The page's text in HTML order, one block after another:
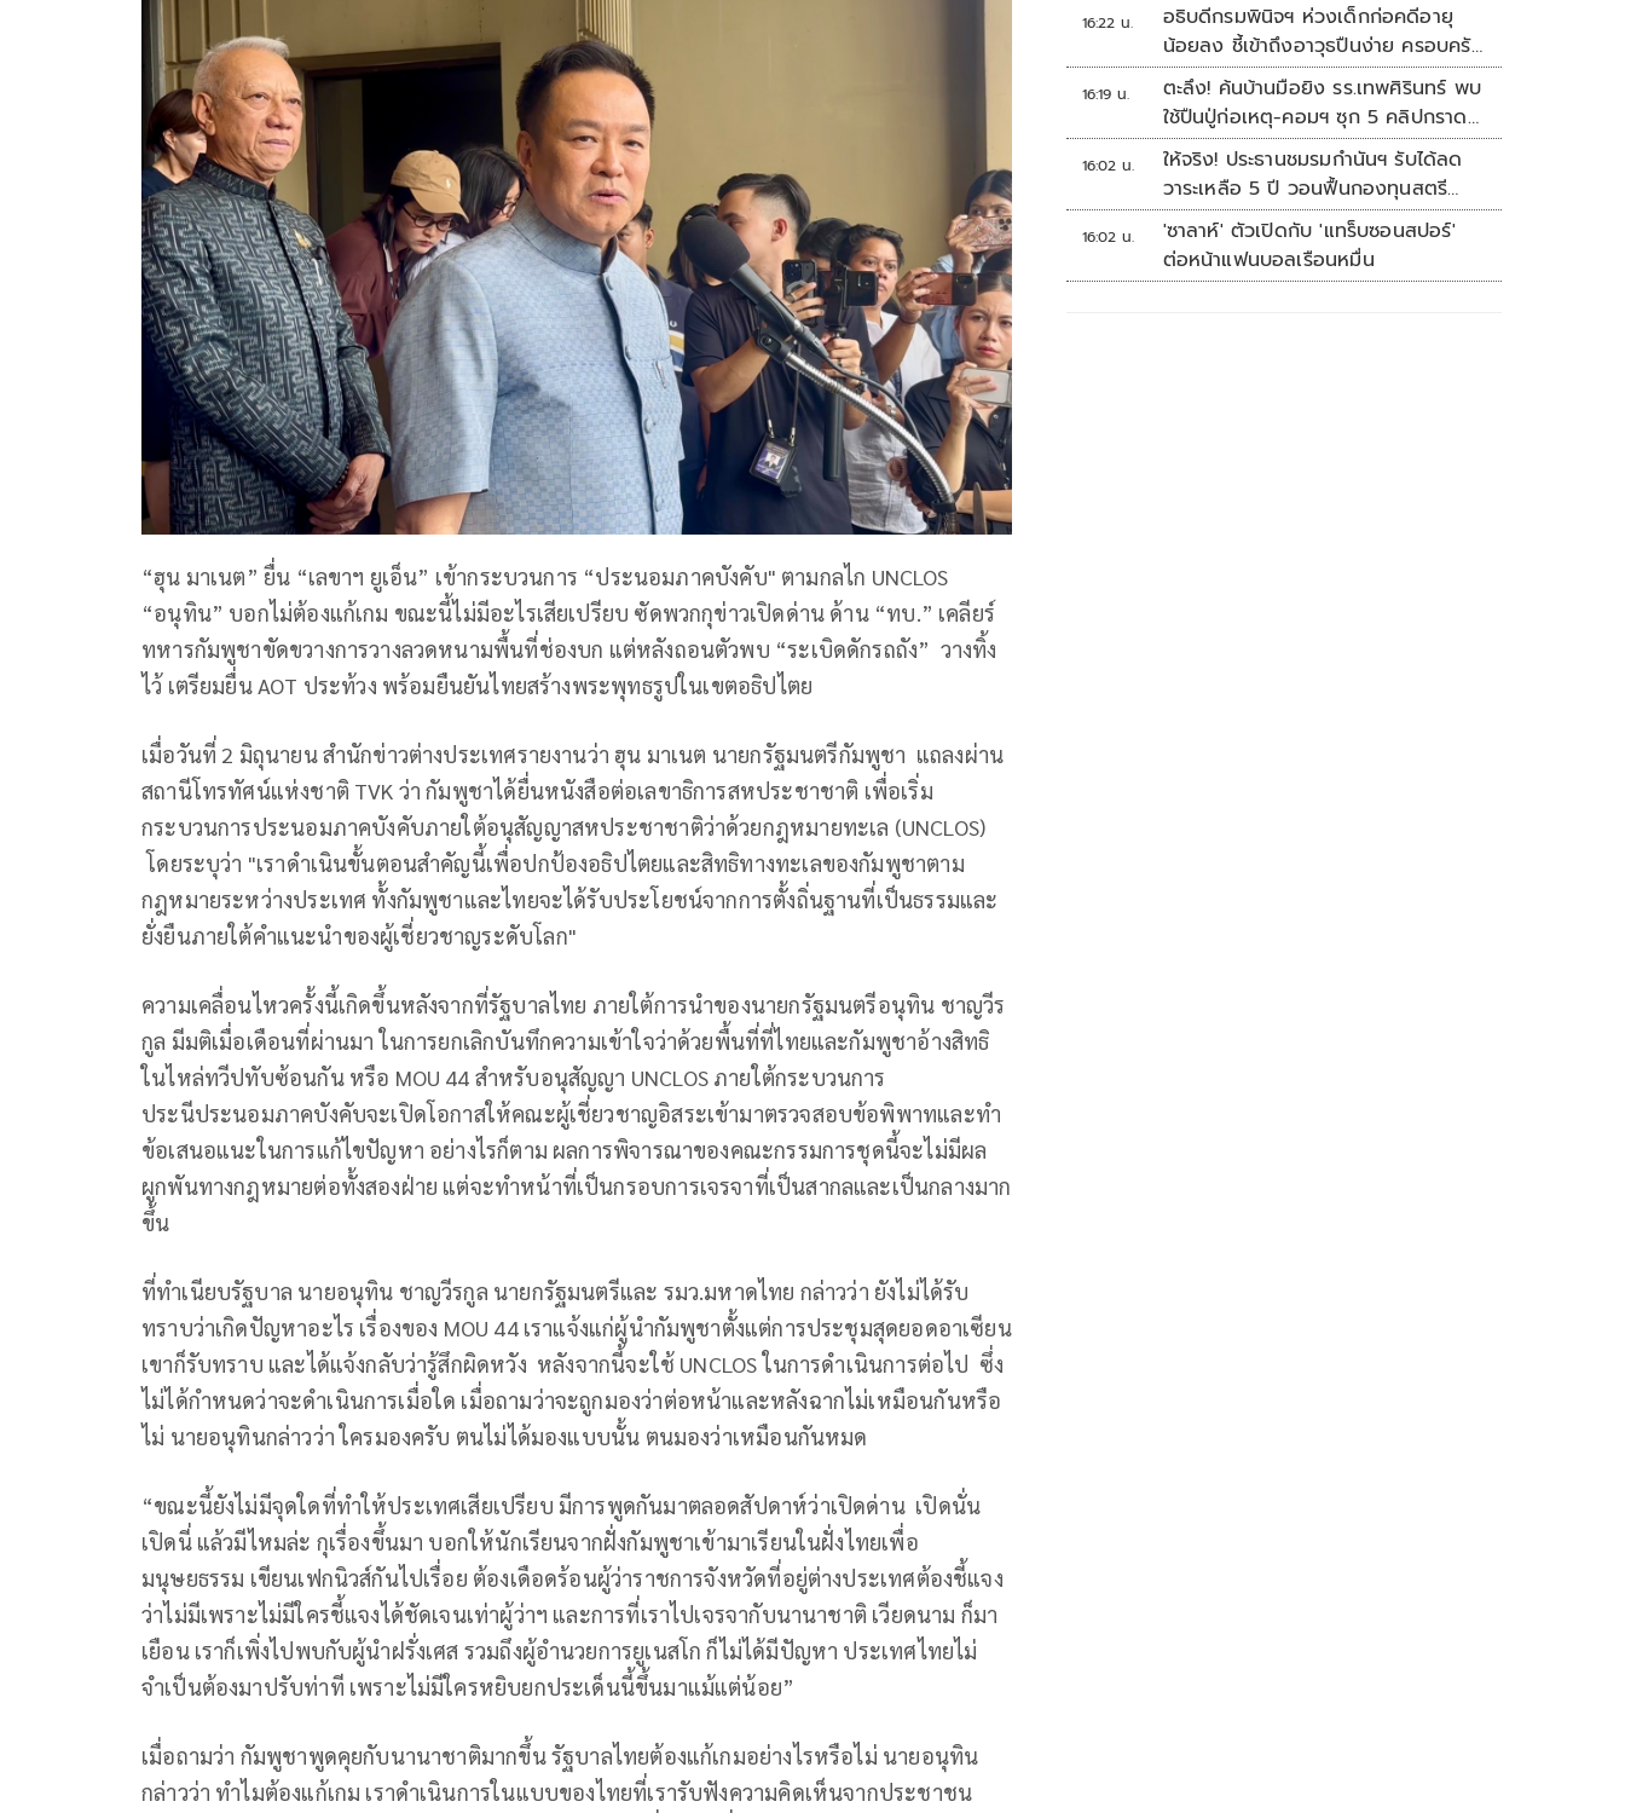
“ฮุน มาเนต” ยื่น “เลขาฯ ยูเอ็น” เข้ากระบวนการ “ประนอมภาคบังคับ" ตามกลไก UNCLOS
“อนุทิน” บอกไม่ต้องแก้เกม ขณะนี้ไม่มีอะไรเสียเปรียบ ซัดพวกกุข่าวเปิดด่าน ด้าน “ทบ.” เคลียร์
ทหารกัมพูชาขัดขวางการวางลวดหนามพื้นที่ช่องบก แต่หลังถอนตัวพบ “ระเบิดดักรถถัง” วางทิ้ง
ไว้ เตรียมยื่น AOT ประท้วง พร้อมยืนยันไทยสร้างพระพุทธรูปในเขตอธิปไตย
เมื่อวันที่ 2 มิถุนายน สำนักข่าวต่างประเทศรายงานว่า ฮุน มาเนต นายกรัฐมนตรีกัมพูชา แถลงผ่าน
สถานีโทรทัศน์แห่งชาติ TVK ว่า กัมพูชาได้ยื่นหนังสือต่อเลขาธิการสหประชาชาติ เพื่อเริ่ม
กระบวนการประนอมภาคบังคับภายใต้อนุสัญญาสหประชาชาติว่าด้วยกฎหมายทะเล (UNCLOS)
โดยระบุว่า "เราดำเนินขั้นตอนสำคัญนี้เพื่อปกป้องอธิปไตยและสิทธิทางทะเลของกัมพูชาตาม
กฎหมายระหว่างประเทศ ทั้งกัมพูชาและไทยจะได้รับประโยชน์จากการตั้งถิ่นฐานที่เป็นธรรมและ
ยั่งยืนภายใต้คำแนะนำของผู้เชี่ยวชาญระดับโลก"
ความเคลื่อนไหวครั้งนี้เกิดขึ้นหลังจากที่รัฐบาลไทย ภายใต้การนำของนายกรัฐมนตรีอนุทิน ชาญวีร
กูล มีมติเมื่อเดือนที่ผ่านมา ในการยกเลิกบันทึกความเข้าใจว่าด้วยพื้นที่ที่ไทยและกัมพูชาอ้างสิทธิ
ในไหล่ทวีปทับซ้อนกัน หรือ MOU 44 สำหรับอนุสัญญา UNCLOS ภายใต้กระบวนการ
ประนีประนอมภาคบังคับจะเปิดโอกาสให้คณะผู้เชี่ยวชาญอิสระเข้ามาตรวจสอบข้อพิพาทและทำ
ข้อเสนอแนะในการแก้ไขปัญหา อย่างไรก็ตาม ผลการพิจารณาของคณะกรรมการชุดนี้จะไม่มีผล
ผูกพันทางกฎหมายต่อทั้งสองฝ่าย แต่จะทำหน้าที่เป็นกรอบการเจรจาที่เป็นสากลและเป็นกลางมาก
ขึ้น
ที่ทำเนียบรัฐบาล นายอนุทิน ชาญวีรกูล นายกรัฐมนตรีและ รมว.มหาดไทย กล่าวว่า ยังไม่ได้รับ
ทราบว่าเกิดปัญหาอะไร เรื่องของ MOU 44 เราแจ้งแก่ผู้นำกัมพูชาตั้งแต่การประชุมสุดยอดอาเซียน
เขาก็รับทราบ และได้แจ้งกลับว่ารู้สึกผิดหวัง หลังจากนี้จะใช้ UNCLOS ในการดำเนินการต่อไป ซึ่ง
ไม่ได้กำหนดว่าจะดำเนินการเมื่อใด เมื่อถามว่าจะถูกมองว่าต่อหน้าและหลังฉากไม่เหมือนกันหรือ
ไม่ นายอนุทินกล่าวว่า ใครมองครับ ตนไม่ได้มองแบบนั้น ตนมองว่าเหมือนกันหมด
“ขณะนี้ยังไม่มีจุดใดที่ทำให้ประเทศเสียเปรียบ มีการพูดกันมาตลอดสัปดาห์ว่าเปิดด่าน เปิดนั่น
เปิดนี่ แล้วมีไหมล่ะ กุเรื่องขึ้นมา บอกให้นักเรียนจากฝั่งกัมพูชาเข้ามาเรียนในฝั่งไทยเพื่อ
มนุษยธรรม เขียนเฟกนิวส์กันไปเรื่อย ต้องเดือดร้อนผู้ว่าราชการจังหวัดที่อยู่ต่างประเทศต้องชี้แจง
ว่าไม่มีเพราะไม่มีใครชี้แจงได้ชัดเจนเท่าผู้ว่าฯ และการที่เราไปเจรจากับนานาชาติ เวียดนาม ก็มา
เยือน เราก็เพิ่งไปพบกับผู้นำฝรั่งเศส รวมถึงผู้อำนวยการยูเนสโก ก็ไม่ได้มีปัญหา ประเทศไทยไม่
จำเป็นต้องมาปรับท่าที เพราะไม่มีใครหยิบยกประเด็นนี้ขึ้นมาแม้แต่น้อย”
เมื่อถามว่า กัมพูชาพูดคุยกับนานาชาติมากขึ้น รัฐบาลไทยต้องแก้เกมอย่างไรหรือไม่ นายอนุทิน
กล่าวว่า ทำไมต้องแก้เกม เราดำเนินการในแบบของไทยที่เรารับฟังความคิดเห็นจากประชาชน
16:22 น.
อธิบดีกรมพินิจฯ ห่วงเด็กก่อคดีอายุ
น้อยลง ชี้เข้าถึงอาวุธปืนง่าย ครอบครัว
แตกแยกเป็นชนวนสำคัญ
16:19 น.
ตะลึง! ค้นบ้านมือยิง รร.เทพศิรินทร์ พบ
ใช้ปืนปู่ก่อเหตุ-คอมฯ ซุก 5 คลิปกราด
ยิง
16:02 น.
ให้จริง! ประธานชมรมกำนันฯ รับได้ลด
วาระเหลือ 5 ปี วอนฟื้นกองทุนสตรี
อำเภอละล้าน
16:02 น.
'ซาลาห์' ตัวเปิดกับ 'แทร็บซอนสปอร์'
ต่อหน้าแฟนบอลเรือนหมื่น